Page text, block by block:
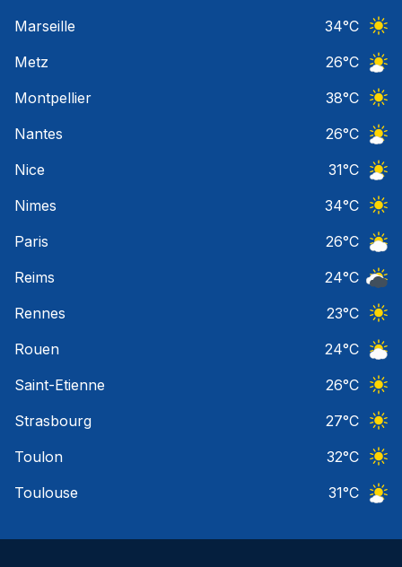
Marseille
34°C
Metz
26°C
Montpellier
38°C
Nantes
26°C
Nice
31°C
Nimes
34°C
Paris
26°C
Reims
24°C
Rennes
23°C
Rouen
24°C
Saint-Etienne
26°C
Strasbourg
27°C
Toulon
32°C
Toulouse
31°C